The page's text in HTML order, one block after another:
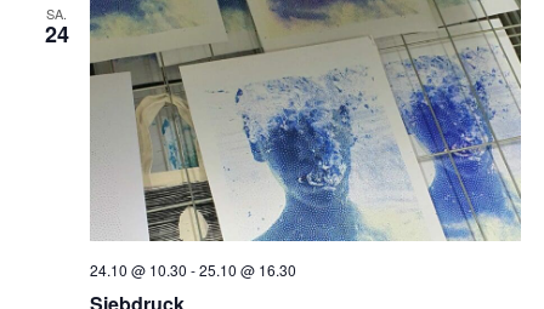
SA.
24
Siebdruck
24.10 @ 10.30 -25.10 @ 16.30